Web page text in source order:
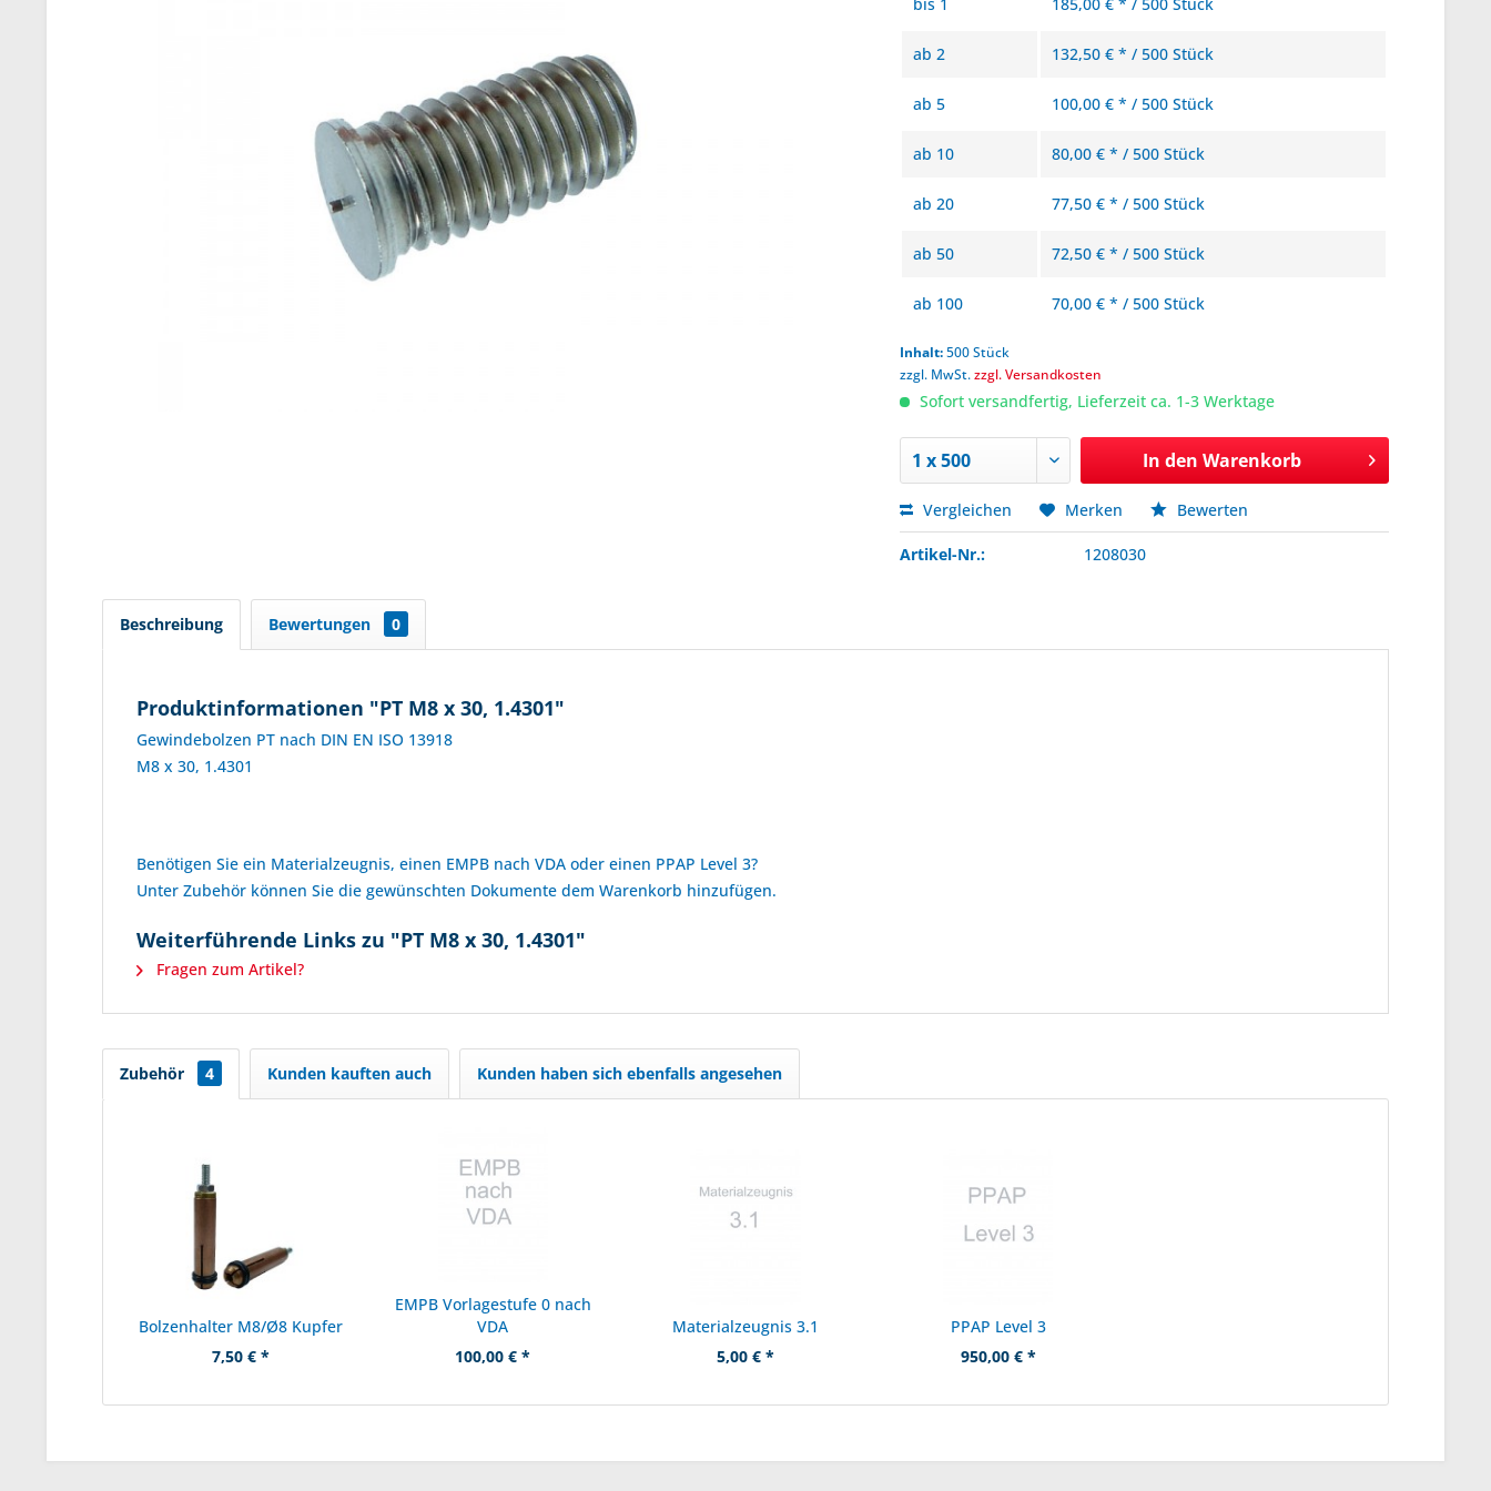
ab2 132,50 € * / 500 Stück
ab5 100,00 € * / 500 Stück
ab 10 80,00 € * / 500 Stück
ab20 77,50 € * / 500 Stück
ab50 72,50 € * / 500 Stück
ab 100 70,00 € * / 500 Stück
Inhalt:500 Stück
zzgl. MwSt.zzgl. Versandkosten
Sofort versandfertig, Lieferzeit ca. 1-3 Werktage
In den Warenkorb
Vergleichen Merken Bewerten
Artikel-Nr.: 1208030
Beschreibung Bewertungen 0
Produktinformationen "PT M8 x 30, 1.4301"
Gewindebolzen PT nach DIN EN ISO 13918
M8 x 30, 1.4301
Benötigen Sie ein Materialzeugnis, einen EMPB nach VDA oder einen PPAP Level 3?
Unter Zubehör können Sie die gewünschten Dokumente dem Warenkorb hinzufügen.
Weiterführende Links zu "PT M8 x 30, 1.4301"
Fragen zum Artikel?
Zubehör 4 Kunden kauften auch Kunden haben sich ebenfalls angesehen
Bolzenhalter M8/Ø8 Kupfer
7,50 € *
EMPB Vorlagestufe 0 nach
VDA
100,00 € *
Materialzeugnis 3.1
5,00 € *
PPAP Level 3
950,00 € *